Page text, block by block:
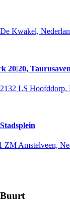
Kwakel,
20|20,
LS Hoofddorp,
ZM Amstelveen,